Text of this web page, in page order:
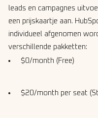
leads en campagnes
een prijskaartje aan.
individueel afgenomen
verschillende pakketten:
$0/month (Free)
$20/month per seat